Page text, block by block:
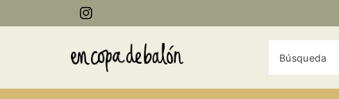
Instagram
Búsqueda